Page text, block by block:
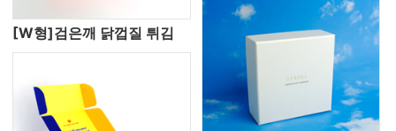
[W형]검은깨 닭껍질 튀김